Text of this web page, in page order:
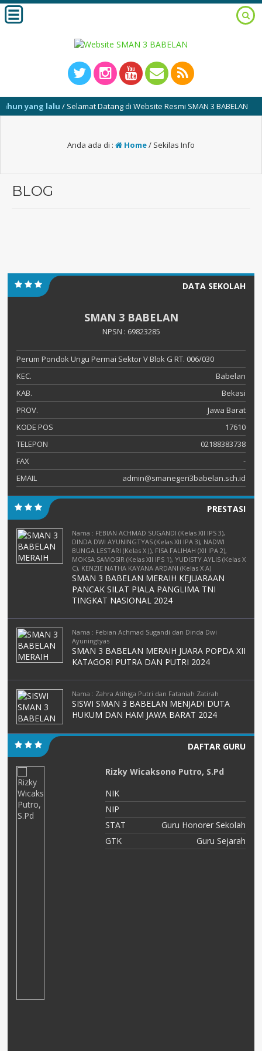
yang lalu / Selamat Datang di Website Resmi SMAN 3 BABELAN
Anda ada di : Home/ Sekilas Info
BLOG
DATA SEKOLAH
SMAN 3 BABELAN
NPSN : 69823285
Perum Pondok Ungu Permai Sektor V Blok G RT. 006/030
KEC.
Babelan
KAB.
Bekasi
PROV.
Jawa Barat
KODE POS
17610
TELEPON
02188383738
FAX
-
EMAIL
admin@smanegeri3babelan.sch.id
PRESTASI
Nama : FEBIAN ACHMAD SUGANDI (Kelas XII IPS 3),
DINDA DWI AYUNINGTYAS (Kelas XII IPA 3), NADWI
BUNGA LESTARI (Kelas X J), FISA FALIHAH (XII IPA 2),
MOKSA SAMOSIR (Kelas XII IPS 1), YUDISTY AYLIS (Kelas X
C), KENZIE NATHA KAYANA ARDANI (Kelas X A)
SMAN 3 BABELAN MERAIH KEJUARAAN
PANCAK SILAT PIALA PANGLIMA TNI
TINGKAT NASIONAL 2024
Nama : Febian Achmad Sugandi dan Dinda Dwi
Ayuningtyas
SMAN 3 BABELAN MERAIH JUARA POPDA XII
KATAGORI PUTRA DAN PUTRI 2024
Nama : Zahra Atihiga Putri dan Fataniah Zatirah
SISWI SMAN 3 BABELAN MENJADI DUTA
HUKUM DAN HAM JAWA BARAT 2024
DAFTAR GURU
Rizky Wicaksono Putro, S.Pd
NIK
NIP
STAT
Guru Honorer Sekolah
GTK
Guru Sejarah